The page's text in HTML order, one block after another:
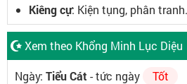
Kiêng cự: Kiện tụng, phân
Xem theo Khổng Minh Lục Diệu
Ngày: Tiểu Cát - tức ngày
Tốt